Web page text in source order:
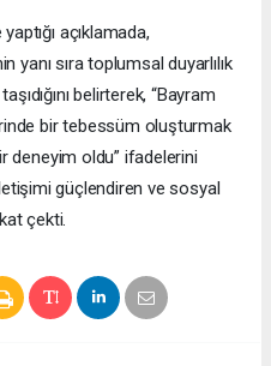
açıklamada,
sıra toplumsal duyarlılık
belirterek, “Bayram
bir tebessüm oluşturmak
deneyim oldu” ifadelerini
güçlendiren ve sosyal
çekti.